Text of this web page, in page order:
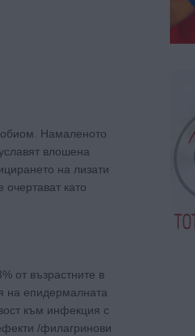
Намаленото
влошена
на лизати
като
от възрастните в
на епидермалната
към инфекция с
/филагринови